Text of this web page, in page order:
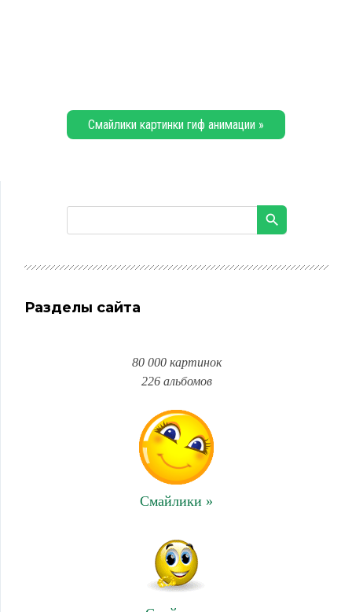
Смайлики картинки гиф анимации »
Разделы сайта
80 000 картинок
226 альбомов
Смайлики »